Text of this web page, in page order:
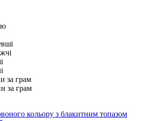
за грам
за грам